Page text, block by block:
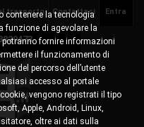
Entra
Contattaci
trasporto
contenere la tecnologia
funzione di agevolare la
potranno fornire informazioni
il funzionamento di
del percorso dell’utente
accesso al portale
vengono registrati il tipo
Apple, Android, Linux,
oltre ai dati sulla